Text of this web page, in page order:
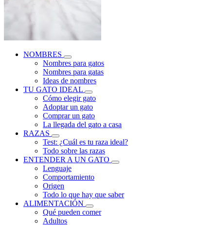
NOMBRES
Nombres para gatos
Nombres para gatas
Ideas de nombres
TU GATO IDEAL
Cómo elegir gato
Adoptar un gato
Comprar un gato
La llegada del gato a casa
RAZAS
Test: ¿Cuál es tu raza ideal?
Todo sobre las razas
ENTENDER A UN GATO
Lenguaje
Comportamiento
Origen
Todo lo que hay que saber
ALIMENTACIÓN
Qué pueden comer
Adultos